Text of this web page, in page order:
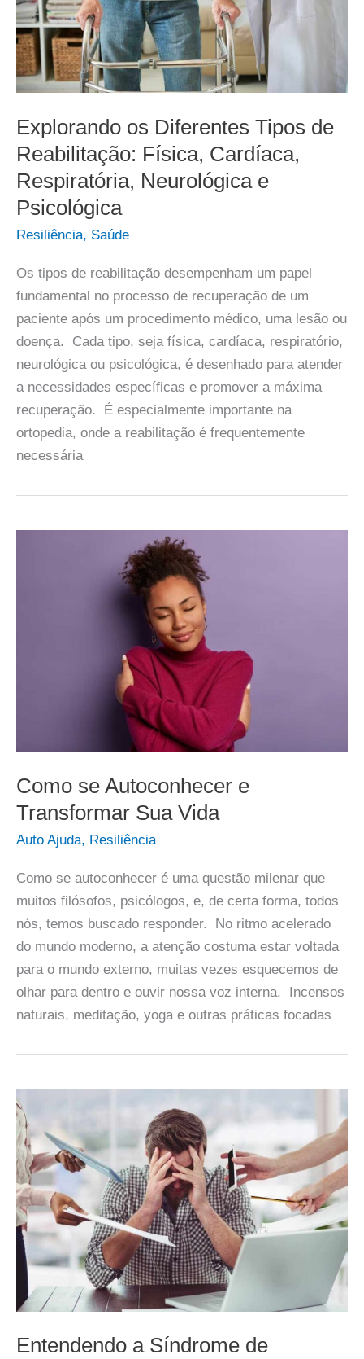
Explorando os Diferentes Tipos de
Reabilitação: Física, Cardíaca,
Respiratória, Neurológica e
Psicológica
Resiliência, Saúde
Os tipos de reabilitação desempenham um papel
fundamental no processo de recuperação de um
paciente após um procedimento médico, uma lesão ou
doença. Cada tipo, seja física, cardíaca, respiratório,
neurológica ou psicológica, é desenhado para atender
a necessidades específicas e promover a máxima
recuperação. É especialmente importante na
ortopedia, onde a reabilitação é frequentemente
necessária
Como se Autoconhecer e
Transformar Sua Vida
Auto Ajuda, Resiliência
Como se autoconhecer é uma questão milenar que
muitos filósofos, psicólogos, e, de certa forma, todos
nós, temos buscado responder. No ritmo acelerado
do mundo moderno, a atenção costuma estar voltada
para o mundo externo, muitas vezes esquecemos de
olhar para dentro e ouvir nossa voz interna. Incensos
naturais, meditação, yoga e outras práticas focadas
Entendendo a Síndrome de